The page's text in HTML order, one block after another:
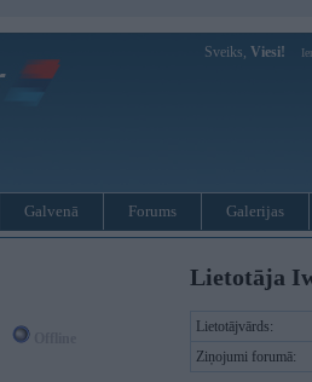
Sveiks, Viesi!
Galvenā Forums Galerijas
Lietotāja
Lietotājvārds:
Ziņojumi forumā: